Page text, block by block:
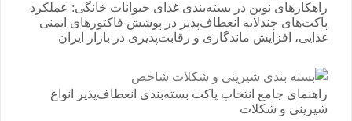
راهکارهای نوین در بسته‌بندی غذای حیوانات خانگی: عملکرد
پاکت‌های چندلایه انعطاف‌پذیر در پوشش فاکتورهای ایمنی
غذایی، افزایش ماندگاری و رقابت‌پذیری در بازار ایران
راهنمای جامع انتخاب پاکت بسته‌بندی انعطاف‌پذیر انواع
شیرینی و شکلات